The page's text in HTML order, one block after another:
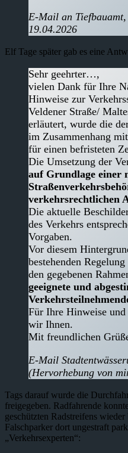
E-Mail an
19.04.2026
Elf Tage später gab es eine
Sehr geehrter…,
vielen Dank für Ihre
Hinweise zur
Veldener Straße/
erläutert, wurde die
im Zusammenhang
für einen befristeten
Die Umsetzung der
auf Grundlage einer
verkehrsrechtlichen
Die aktuelle
des Verkehrs
Vorgaben.
Vor diesem
bestehenden
den gegebenen
geeignete und
Für Ihre Hinweise und
wir Ihnen.
Mit freundlichen
E-Mail
(Hervorhebung von
Tags darauf wurde die
freigegeben. Radfahrende
geschützten Radstreifens
Falschparker dort ungestraft
„Verkehrsexperten“: